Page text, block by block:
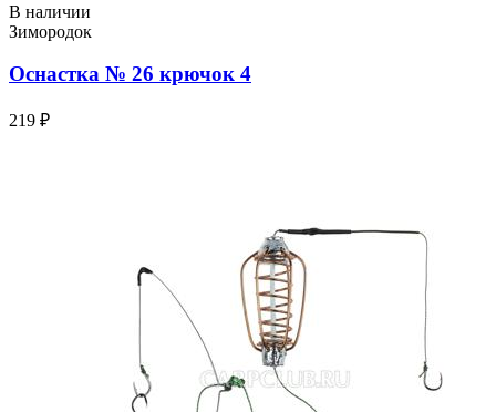
В наличии
Зимородок
Оснастка № 26 крючок 4
219 ₽